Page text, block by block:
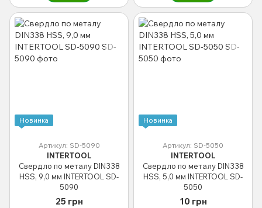
Новинка
Артикул: SD-5090
INTERTOOL
Свердло по металу DIN338
HSS, 9,0 мм INTERTOOL SD-
5090
25 грн
Новинка
Артикул: SD-5050
INTERTOOL
Свердло по металу DIN338
HSS, 5,0 мм INTERTOOL SD-
5050
10 грн